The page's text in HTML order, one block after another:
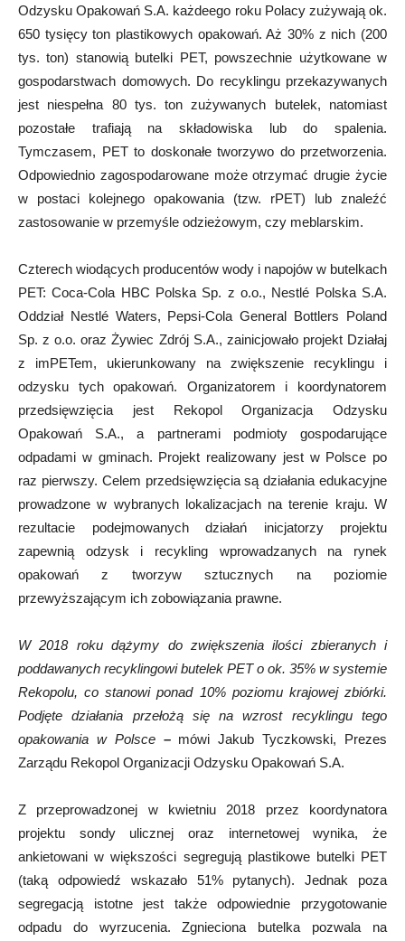
Odzysku Opakowań S.A. każdeego roku Polacy zużywają ok.
650 tysięcy ton plastikowych opakowań. Aż 30% z nich (200
tys. ton) stanowią butelki PET, powszechnie użytkowane w
gospodarstwach domowych. Do recyklingu przekazywanych
jest niespełna 80 tys. ton zużywanych butelek, natomiast
pozostałe trafiają na składowiska lub do spalenia.
Tymczasem, PET to doskonałe tworzywo do przetworzenia.
Odpowiednio zagospodarowane może otrzymać drugie życie
w postaci kolejnego opakowania (tzw. rPET) lub znaleźć
zastosowanie w przemyśle odzieżowym, czy meblarskim.
Czterech wiodących producentów wody i napojów w butelkach
PET: Coca-Cola HBC Polska Sp. z o.o., Nestlé Polska S.A.
Oddział Nestlé Waters, Pepsi-Cola General Bottlers Poland
Sp. z o.o. oraz Żywiec Zdrój S.A., zainicjowało projekt Działaj
z imPETem, ukierunkowany na zwiększenie recyklingu i
odzysku tych opakowań. Organizatorem i koordynatorem
przedsięwzięcia jest Rekopol Organizacja Odzysku
Opakowań S.A., a partnerami podmioty gospodarujące
odpadami w gminach. Projekt realizowany jest w Polsce po
raz pierwszy. Celem przedsięwzięcia są działania edukacyjne
prowadzone w wybranych lokalizacjach na terenie kraju. W
rezultacie podejmowanych działań inicjatorzy projektu
zapewnią odzysk i recykling wprowadzanych na rynek
opakowań z tworzyw sztucznych na poziomie
przewyższającym ich zobowiązania prawne.
W 2018 roku dążymy do zwiększenia ilości zbieranych i
poddawanych recyklingowi butelek PET o ok. 35% w systemie
Rekopolu, co stanowi ponad 10% poziomu krajowej zbiórki.
Podjęte działania przełożą się na wzrost recyklingu tego
opakowania w Polsce– mówi Jakub Tyczkowski, Prezes
Zarządu Rekopol Organizacji Odzysku Opakowań S.A.
Z przeprowadzonej w kwietniu 2018 przez koordynatora
projektu sondy ulicznej oraz internetowej wynika, że
ankietowani w większości segregują plastikowe butelki PET
(taką odpowiedź wskazało 51% pytanych). Jednak poza
segregacją istotne jest także odpowiednie przygotowanie
odpadu do wyrzucenia. Zgnieciona butelka pozwala na